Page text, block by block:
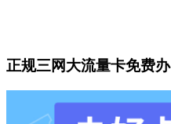
正规三网大流量卡免费办